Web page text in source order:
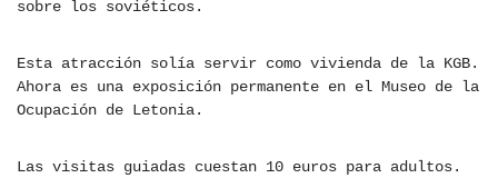
sobre los soviéticos.
Esta atracción solía servir como vivienda de la KGB.
Ahora es una exposición permanente en el Museo de la
Ocupación de Letonia.
Las visitas guiadas cuestan 10 euros para adultos.